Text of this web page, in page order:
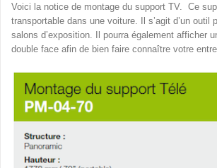
Voici la notice de montage du support TV. Ce
transportable dans une voiture. Il s’agit d’un
salons d’exposition. Il pourra également afficher
double face afin de bien faire connaître votre